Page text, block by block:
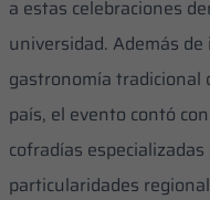
a estas celebraciones
universidad. Además
gastronomía tradicional
país, el evento contó
cofradías
particularidades